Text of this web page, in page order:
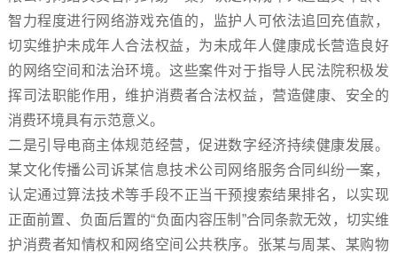
智力程度进行网络游戏充值的，监护人可依法追回充值款，
切实维护未成年人合法权益，为未成年人健康成长营造良好
的网络空间和法治环境。这些案件对于指导人民法院积极发
挥司法职能作用，维护消费者合法权益，营造健康、安全的
消费环境具有示范意义。
二是引导电商主体规范经营，促进数字经济持续健康发展。
某文化传播公司诉某信息技术公司网络服务合同纠纷一案，
认定通过算法技术等手段不正当干预搜索结果排名，以实现
正面前置、负面后置的“负面内容压制”合同条款无效，切实维
护消费者知情权和网络空间公共秩序。张某与周某、某购物